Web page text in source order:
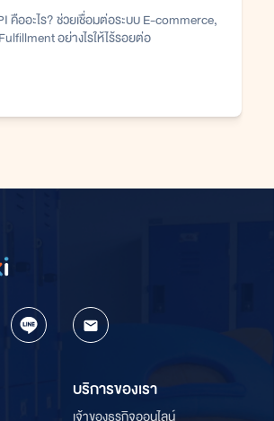
คืออะไร? ช่วยเชื่อมต่อระบบ E-commerce,
อย่างไรให้ไร้รอยต่อ
บริการของเรา
เจ้าของธุรกิจออนไลน์